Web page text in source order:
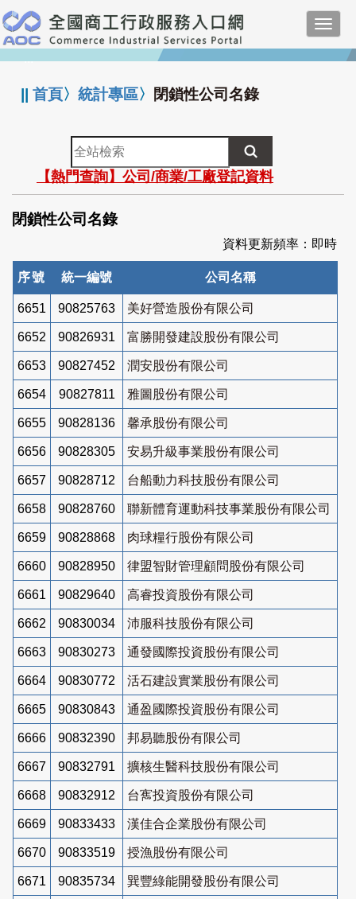
跳
到
主
要
:::
||首頁〉統計專區〉 閉鎖性公司名錄
全
站
檢
索
【熱門查詢】公司/商業/工廠登記資料
閉鎖性公司名錄
資料更新頻率：即時
序號 統一編號 公司名稱
6651 90825763 美好營造股份有限公司
6652 90826931 富勝開發建設股份有限公司
6653 90827452 潤安股份有限公司
6654 90827811 雅圖股份有限公司
6655 90828136 馨承股份有限公司
6656 90828305 安易升級事業股份有限公司
6657 90828712 台船動力科技股份有限公司
6658 90828760 聯新體育運動科技事業股份有限公司
6659 90828868 肉球糧行股份有限公司
6660 90828950 律盟智財管理顧問股份有限公司
6661 90829640 高睿投資股份有限公司
6662 90830034 沛服科技股份有限公司
6663 90830273 通發國際投資股份有限公司
6664 90830772 活石建設實業股份有限公司
6665 90830843 通盈國際投資股份有限公司
6666 90832390 邦易聽股份有限公司
6667 90832791 擴核生醫科技股份有限公司
6668 90832912 台寯投資股份有限公司
6669 90833433 漢佳合企業股份有限公司
6670 90833519 授漁股份有限公司
6671 90835734 巽豐綠能開發股份有限公司